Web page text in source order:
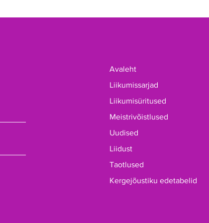
Avaleht
Liikumissarjad
Liikumisüritused
Meistrivõistlused
Uudised
Liidust
Taotlused
Kergejõustiku edetabelid